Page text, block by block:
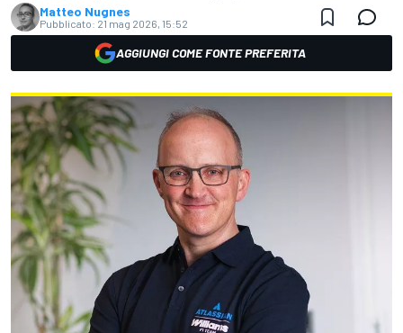
Matteo Nugnes
Pubblicato: 21 mag 2026, 15:52
AGGIUNGI COME FONTE PREFERITA